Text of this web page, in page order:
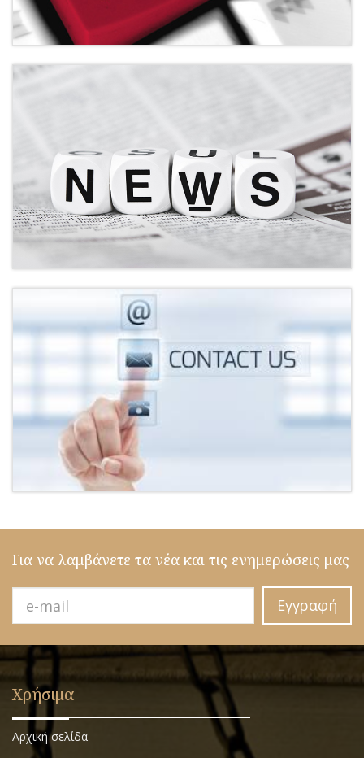
Επιμελήτρια 23710 29258
Για να λαμβάνετε τα νέα και τις ενημερώσεις μας
Εγγραφή
Χρήσιμα
Αρχική σελίδα